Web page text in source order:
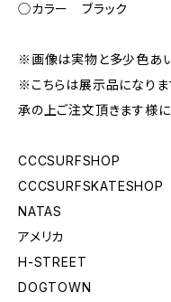
◯カラー ブラック
※画像は実物と多少色あ
※こちらは展示品になり
承の上ご注文頂きます様に
CCCSURFSHOP
CCCSURFSKATESHOP
NATAS
アメリカ
H-STREET
DOGTOWN